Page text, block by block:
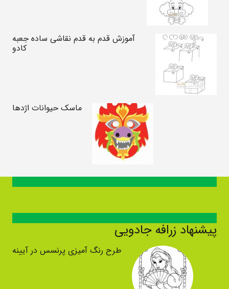
آموزش قدم به قدم نقاشی ساده جعبه
کادو
ماسک حیوانات اژدها
پیشنهاد زرافه جادویی
طرح رنگ آمیزی پرنسس در آیینه